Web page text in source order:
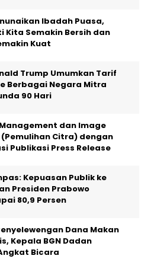
Ibadah Puasa,
Kita Semakin Bersih dan
Kuat
Trump Umumkan Tarif
Berbagai Negara Mitra
90 Hari
dan Image
Citra) dengan
Publikasi Press Release
Kepuasan Publik ke
Presiden Prabowo
80,9 Persen
Dana Makan
Kepala BGN Dadan
Bicara